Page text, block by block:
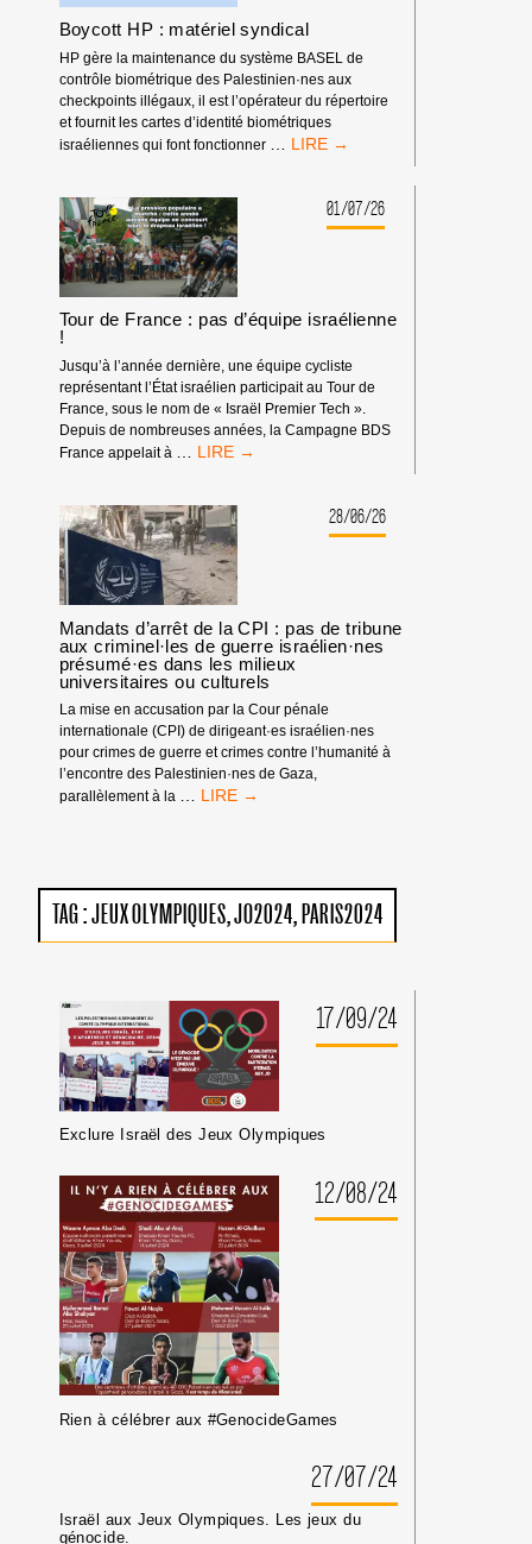
Boycott HP : matériel syndical
HP gère la maintenance du système BASEL de
contrôle biométrique des Palestinien·nes aux
checkpoints illégaux, il est l’opérateur du répertoire
et fournit les cartes d’identité biométriques
israéliennes qui font fonctionner
BOYCOTT
MATÉRIEL
SYNDICAL
01/07/26
Tour de France : pas d’équipe israélienne
!
Jusqu’à l’année dernière, une équipe cycliste
représentant l’État israélien participait au Tour de
France, sous le nom de « Israël Premier Tech ».
Depuis de nombreuses années, la Campagne BDS
France appelait à
TOUR
:
PAS
D’ÉQUIPE
ISRAÉLIENNE
!
28/06/26
Mandats d’arrêt de la CPI : pas de tribune
aux criminel·les de guerre israélien·nes
présumé·es dans les milieux
universitaires ou culturels
La mise en accusation par la Cour pénale
internationale (CPI) de dirigeant·es israélien·nes
pour crimes de guerre et crimes contre l’humanité à
l’encontre des Palestinien·nes de Gaza,
parallèlement à la
MANDATS
:
PAS
DE
CRIMINEL·LES
DE
GUERRE
ISRAÉLIEN·NES
PRÉSUMÉ·ES
DANS
LES
UNIVERSITAIRES
OU
CULTURELS
TAG :JEUX OLYMPIQUES JO2024 PARIS2024
17/09/24
Exclure Israël des Jeux Olympiques
12/08/24
Rien à célébrer aux #GenocideGames
27/07/24
Israël aux Jeux Olympiques. Les jeux du
génocide.